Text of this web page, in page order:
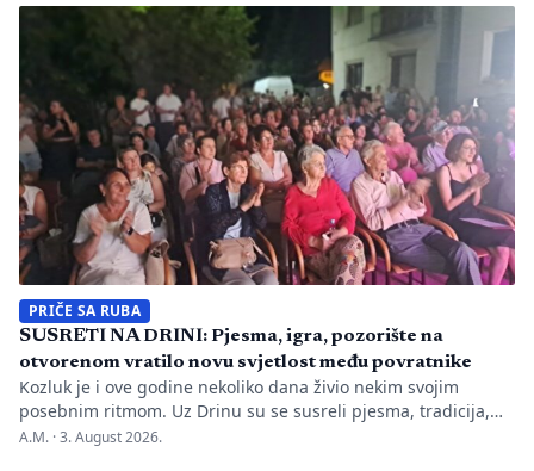
prijava zbog kršenja više odredaba izbornog zakonodavstva,
ali je Centralna izborna komisija promijenila pristup u
odnosu na prethodne izborne […]
PRIČE SA RUBA
SUSRETI NA DRINI: Pjesma, igra, pozorište na
otvorenom vratilo novu svjetlost među povratnike
Kozluk je i ove godine nekoliko dana živio nekim svojim
posebnim ritmom. Uz Drinu su se susreli pjesma, tradicija,
gluma i ljudi, a „Susreti na Drini ’26“ još jednom su pokazali
A.M. ·3. August 2026.